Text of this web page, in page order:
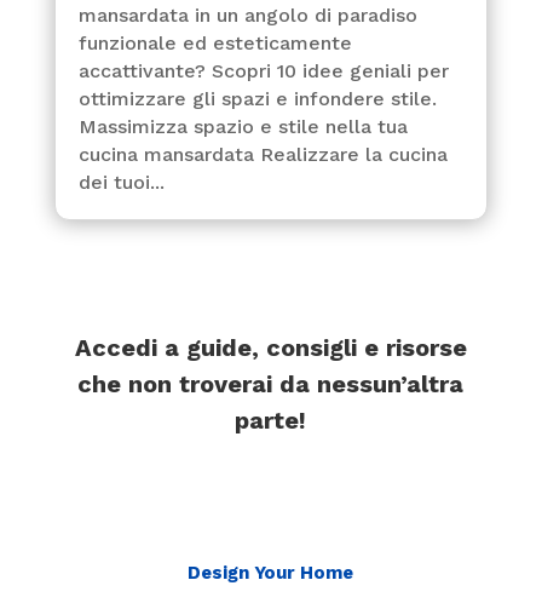
mansardata in un angolo di paradiso
funzionale ed esteticamente
accattivante? Scopri 10 idee geniali per
ottimizzare gli spazi e infondere stile.
Massimizza spazio e stile nella tua
cucina mansardata Realizzare la cucina
dei tuoi...
Accedi a guide, consigli e risorse
che non troverai da nessun’altra
parte!
Design Your Home